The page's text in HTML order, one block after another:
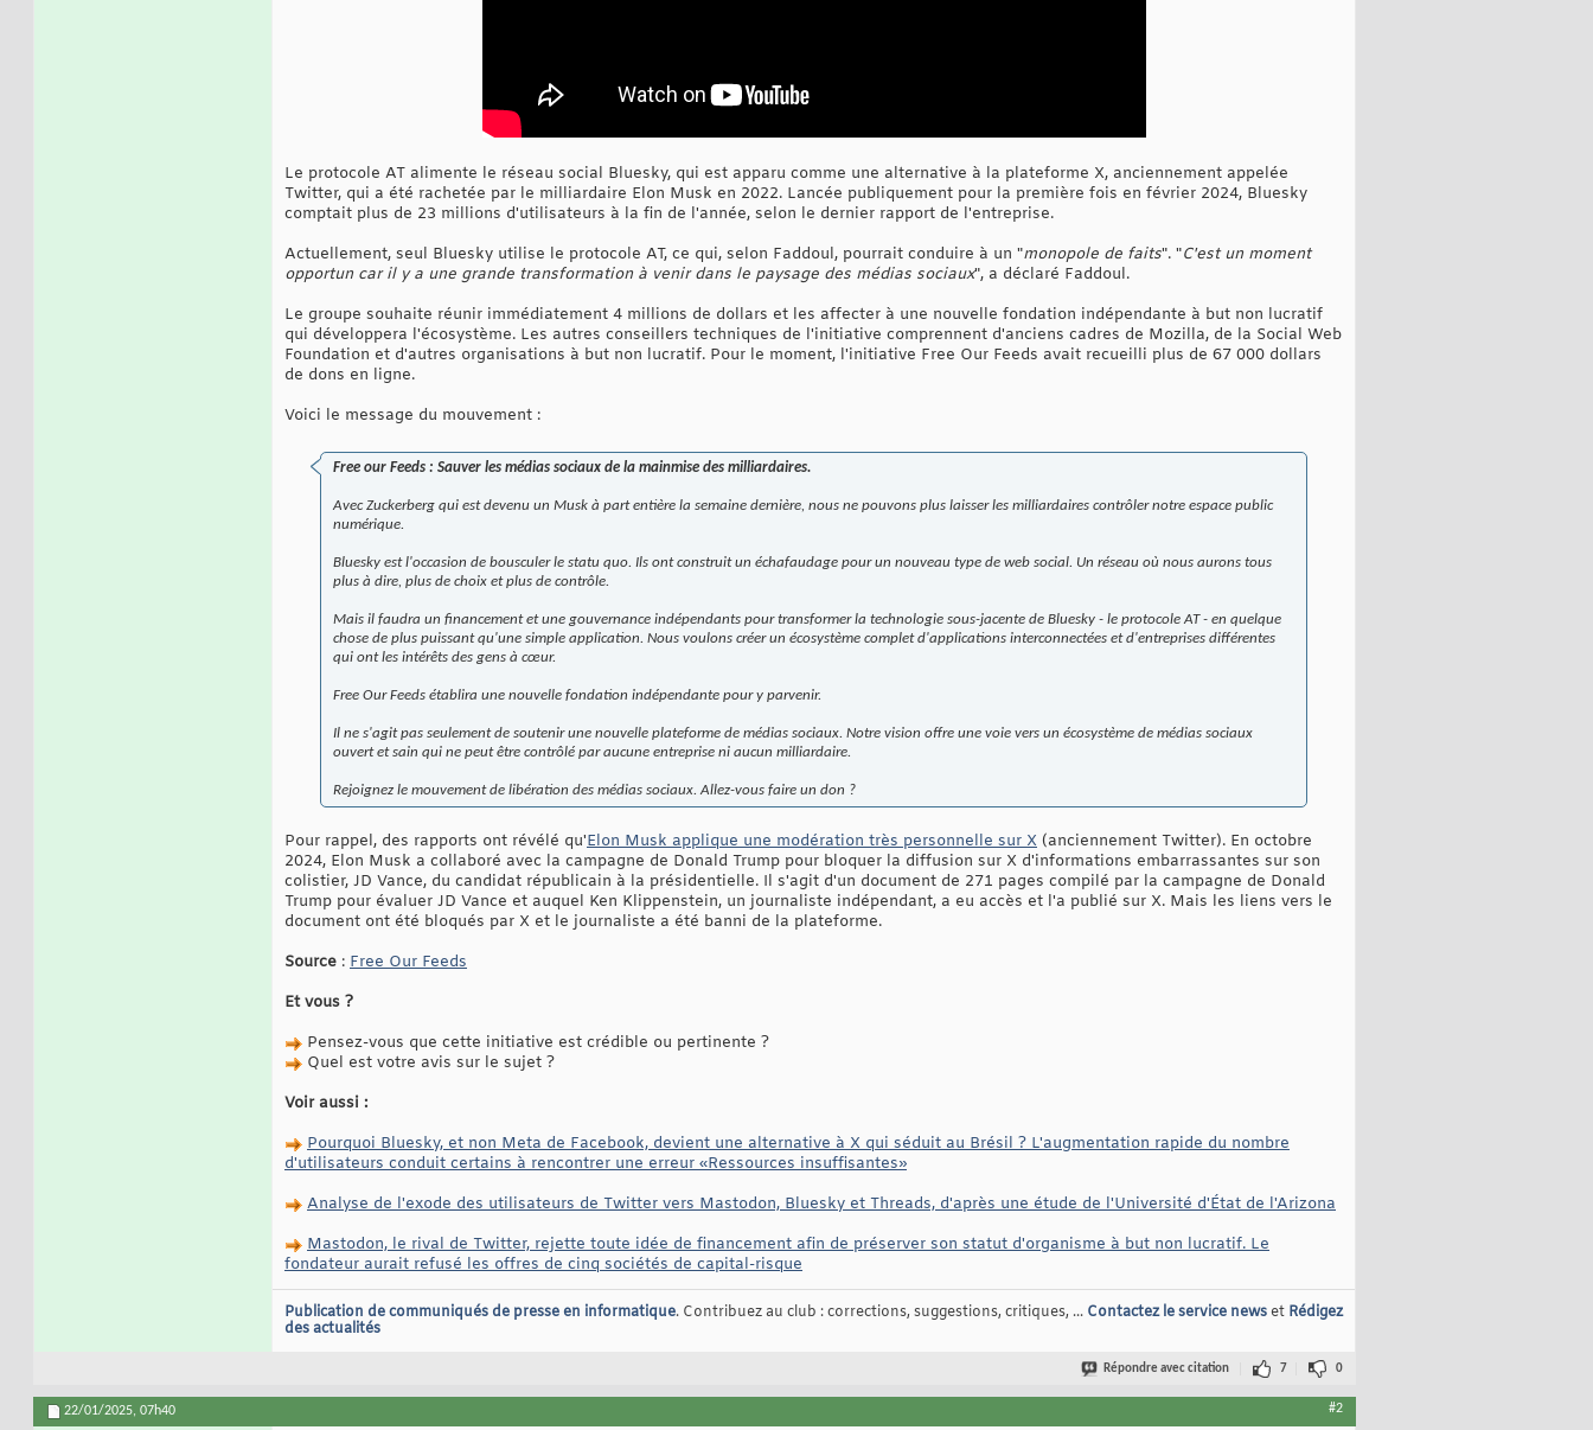
Le protocole AT alimente le réseau social Bluesky, qui est apparu comme une alternative à la plateforme X, anciennement appelée
Twitter, qui a été rachetée par le milliardaire Elon Musk en 2022. Lancée publiquement pour la première fois en février 2024, Bluesky
comptait plus de 23 millions d'utilisateurs à la fin de l'année, selon le dernier rapport de l'entreprise.
Actuellement, seul Bluesky utilise le protocole AT, ce qui, selon Faddoul, pourrait conduire à un "monopole de faits". "C'est un moment
opportun car il y a une grande transformation à venir dans le paysage des médias sociaux", a déclaré Faddoul.
Le groupe souhaite réunir immédiatement 4 millions de dollars et les affecter à une nouvelle fondation indépendante à but non lucratif
qui développera l'écosystème. Les autres conseillers techniques de l'initiative comprennent d'anciens cadres de Mozilla, de la Social Web
Foundation et d'autres organisations à but non lucratif. Pour le moment, l'initiative Free Our Feeds avait recueilli plus de 67 000 dollars
de dons en ligne.
Voici le message du mouvement :
Free our Feeds : Sauver les médias sociaux de la mainmise des milliardaires.
Avec Zuckerberg qui est devenu un Musk à part entière la semaine dernière, nous ne pouvons plus laisser les milliardaires contrôler notre espace public
numérique.
Bluesky est l'occasion de bousculer le statu quo. Ils ont construit un échafaudage pour un nouveau type de web social. Un réseau où nous aurons tous
plus à dire, plus de choix et plus de contrôle.
Mais il faudra un financement et une gouvernance indépendants pour transformer la technologie sous-jacente de Bluesky - le protocole AT - en quelque
chose de plus puissant qu'une simple application. Nous voulons créer un écosystème complet d'applications interconnectées et d'entreprises différentes
qui ont les intérêts des gens à cœur.
Free Our Feeds établira une nouvelle fondation indépendante pour y parvenir.
Il ne s'agit pas seulement de soutenir une nouvelle plateforme de médias sociaux. Notre vision offre une voie vers un écosystème de médias sociaux
ouvert et sain qui ne peut être contrôlé par aucune entreprise ni aucun milliardaire.
Rejoignez le mouvement de libération des médias sociaux. Allez-vous faire un don ?
Pour rappel, des rapports ont révélé qu'Elon Musk applique une modération très personnelle sur X (anciennement Twitter). En octobre
2024, Elon Musk a collaboré avec la campagne de Donald Trump pour bloquer la diffusion sur X d'informations embarrassantes sur son
colistier, JD Vance, du candidat républicain à la présidentielle. Il s'agit d'un document de 271 pages compilé par la campagne de Donald
Trump pour évaluer JD Vance et auquel Ken Klippenstein, un journaliste indépendant, a eu accès et l'a publié sur X. Mais les liens vers le
document ont été bloqués par X et le journaliste a été banni de la plateforme.
Source : Free Our Feeds
Et vous ?
Pensez-vous que cette initiative est crédible ou pertinente ?
Quel est votre avis sur le sujet ?
Voir aussi :
Pourquoi Bluesky, et non Meta de Facebook, devient une alternative à X qui séduit au Brésil ? L'augmentation rapide du nombre
d'utilisateurs conduit certains à rencontrer une erreur «Ressources insuffisantes»
Analyse de l'exode des utilisateurs de Twitter vers Mastodon, Bluesky et Threads, d'après une étude de l'Université d'État de l'Arizona
Mastodon, le rival de Twitter, rejette toute idée de financement afin de préserver son statut d'organisme à but non lucratif. Le
fondateur aurait refusé les offres de cinq sociétés de capital-risque
Publication de communiqués de presse en informatique. Contribuez au club : corrections, suggestions, critiques, ... Contactez le service newset Rédigez
des actualités
Répondre avec citation 7 0
22/01/2025, 07h40 #2